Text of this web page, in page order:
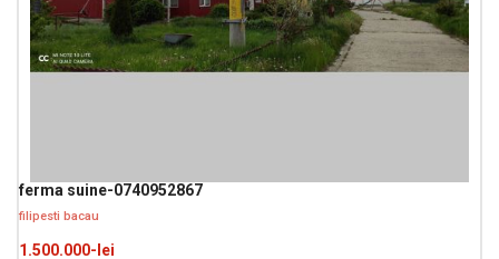
ferma suine-0740952867
filipesti bacau
1.500.000-lei